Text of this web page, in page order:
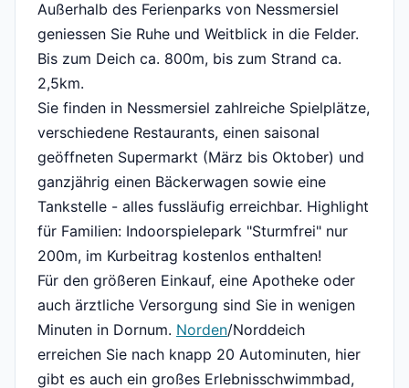
Außerhalb des Ferienparks von Nessmersiel
geniessen Sie Ruhe und Weitblick in die Felder.
Bis zum Deich ca. 800m, bis zum Strand ca.
2,5km.
Sie finden in Nessmersiel zahlreiche Spielplätze,
verschiedene Restaurants, einen saisonal
geöffneten Supermarkt (März bis Oktober) und
ganzjährig einen Bäckerwagen sowie eine
Tankstelle - alles fussläufig erreichbar. Highlight
für Familien: Indoorspielepark "Sturmfrei" nur
200m, im Kurbeitrag kostenlos enthalten!
Für den größeren Einkauf, eine Apotheke oder
auch ärztliche Versorgung sind Sie in wenigen
Minuten in Dornum. Norden/Norddeich
erreichen Sie nach knapp 20 Autominuten, hier
gibt es auch ein großes Erlebnisschwimmbad,